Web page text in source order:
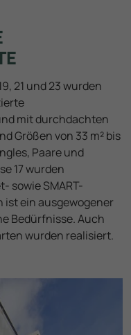
21 und 23 wurden
mit durchdachten
Größen von 33 m² bis
Paare und
17 wurden
sowie SMART-
ein ausgewogener
Bedürfnisse. Auch
wurden realisiert.